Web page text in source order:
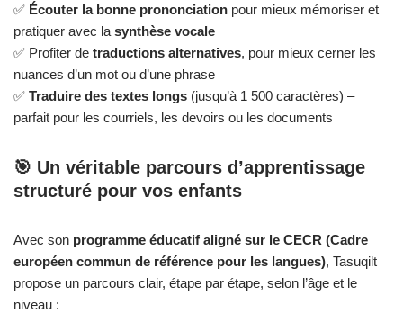
✅ Écouter la bonne prononciation pour mieux mémoriser et
pratiquer avec la synthèse vocale
✅ Profiter de traductions alternatives, pour mieux cerner les
nuances d’un mot ou d’une phrase
✅ Traduire des textes longs (jusqu’à 1 500 caractères) –
parfait pour les courriels, les devoirs ou les documents
🎯 Un véritable parcours d’apprentissage
structuré pour vos enfants
Avec son programme éducatif aligné sur le CECR (Cadre
européen commun de référence pour les langues), Tasuqilt
propose un parcours clair, étape par étape, selon l’âge et le
niveau :